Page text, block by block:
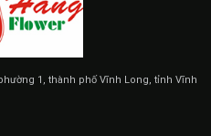
1, thành phố Vĩnh Long, tỉnh Vĩnh